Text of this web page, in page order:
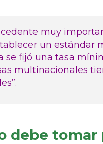
muy
un estándar
se fijó una tasa
multinacionales
debe